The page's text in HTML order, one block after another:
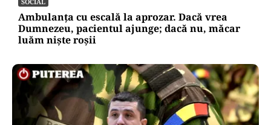
Ambulanța cu escală la aprozar. Dacă vrea
Dumnezeu, pacientul ajunge; dacă nu, măcar
luăm niște roșii